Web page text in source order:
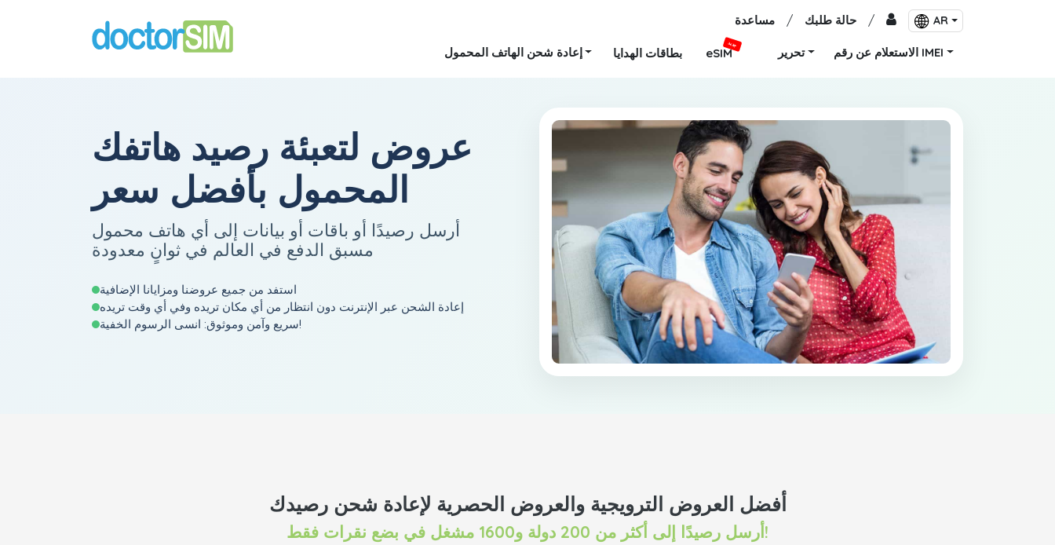
مساعدة / حالة طلبك / AR
إعادة شحن الهاتف المحمول بطاقات الهدايا eSIM
جديد
تحرير الاستعلام عن رقم IMEI
عروض لتعبئة رصيد هاتفك
المحمول بأفضل سعر
أرسل رصيدًا أو باقات أو بيانات إلى أي هاتف محمول
مسبق الدفع في العالم في ثوانٍ معدودة
استفد من جميع عروضنا ومزايانا الإضافية
إعادة الشحن عبر الإنترنت دون انتظار من أي مكان تريده وفي أي وقت تريده
سريع وآمن وموثوق: انسى الرسوم الخفية!
أفضل العروض الترويجية والعروض الحصرية لإعادة شحن رصيدك
أرسل رصيدًا إلى أكثر من 200 دولة و1600 مشغل في بضع نقرات فقط!